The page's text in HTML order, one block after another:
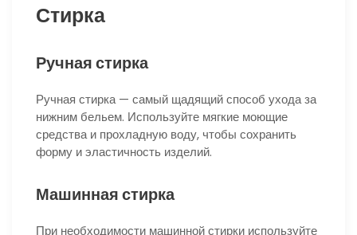
Стирка
Ручная стирка
Ручная стирка — самый щадящий способ ухода за
нижним бельем. Используйте мягкие моющие
средства и прохладную воду, чтобы сохранить
форму и эластичность изделий.
Машинная стирка
При необходимости машинной стирки используйте